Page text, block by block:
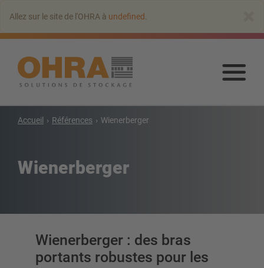
contenu
Allez sur le site de l'OHRA à undefined
Accueil Références Wienerberger
Wienerberger
Wienerberger : des bras
portants robustes pour les
Rayonnage cantilever simple-face
Rayonnage cantilever pour charges longues
Autres rayonnages cantilever